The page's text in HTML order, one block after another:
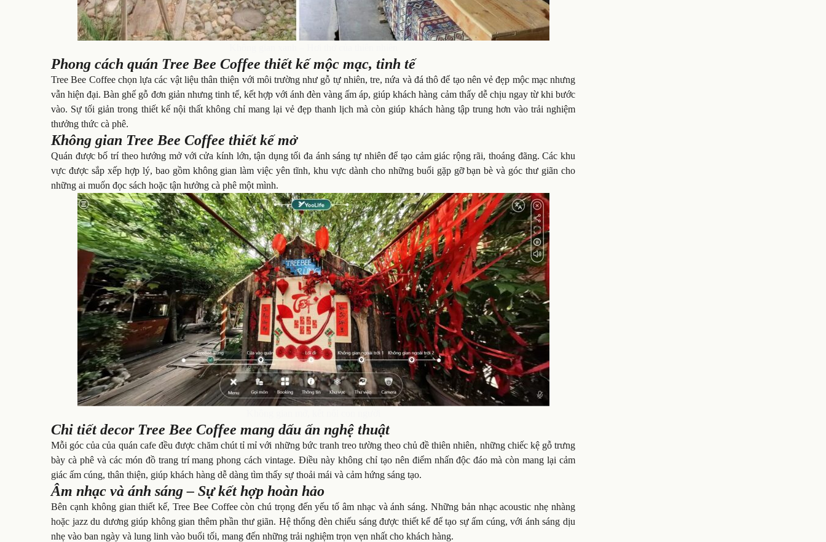
Phong cách quán Tree Bee Coffee thiết kế mộc mạc, tinh tế
Tree Bee Coffee chọn lựa các vật liệu thân thiện với môi trường như gỗ tự nhiên, tre, nứa và đá thô để tạo nên vẻ đẹp mộc mạc nhưng
vẫn hiện đại. Bàn ghế gỗ đơn giản nhưng tinh tế, kết hợp với ánh đèn vàng ấm áp, giúp khách hàng cảm thấy dễ chịu ngay từ khi bước
vào. Sự tối giản trong thiết kế nội thất không chỉ mang lại vẻ đẹp thanh lịch mà còn giúp khách hàng tập trung hơn vào trải nghiệm
thưởng thức cà phê.
Không gian Tree Bee Coffee thiết kế mở
Quán được bố trí theo hướng mở với cửa kính lớn, tận dụng tối đa ánh sáng tự nhiên để tạo cảm giác rộng rãi, thoáng đãng. Các khu
vực được sắp xếp hợp lý, bao gồm không gian làm việc yên tĩnh, khu vực dành cho những buổi gặp gỡ bạn bè và góc thư giãn cho
những ai muốn đọc sách hoặc tận hưởng cà phê một mình.
Chi tiết decor Tree Bee Coffee mang dấu ấn nghệ thuật
Mỗi góc của của quán cafe đều được chăm chút tỉ mỉ với những bức tranh treo tường theo chủ đề thiên nhiên, những chiếc kệ gỗ trưng
bày cà phê và các món đồ trang trí mang phong cách vintage. Điều này không chỉ tạo nên điểm nhấn độc đáo mà còn mang lại cảm
giác ấm cúng, thân thiện, giúp khách hàng dễ dàng tìm thấy sự thoải mái và cảm hứng sáng tạo.
Âm nhạc và ánh sáng – Sự kết hợp hoàn hảo
Bên cạnh không gian thiết kế, Tree Bee Coffee còn chú trọng đến yếu tố âm nhạc và ánh sáng. Những bản nhạc acoustic nhẹ nhàng
hoặc jazz du dương giúp không gian thêm phần thư giãn. Hệ thống đèn chiếu sáng được thiết kế để tạo sự ấm cúng, với ánh sáng dịu
nhẹ vào ban ngày và lung linh vào buổi tối, mang đến những trải nghiệm trọn vẹn nhất cho khách hàng.